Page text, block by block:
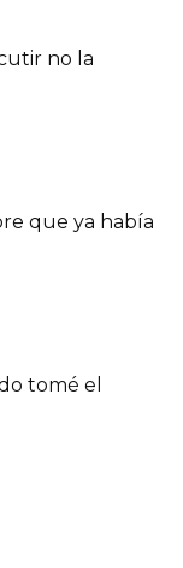
no la
que ya había
tomé el